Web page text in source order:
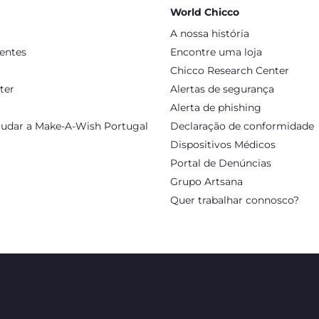
a Make-A-Wish Portugal
World Chicco
A nossa história
Encontre uma loja
Chicco Research Center
Alertas de segurança
Alerta de phishing
Declaração de conformidade
Dispositivos Médicos
Portal de Denúncias
Grupo Artsana
Quer trabalhar connosco?